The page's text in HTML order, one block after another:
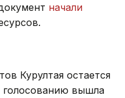
начали
Курултая остается
голосованию вышла